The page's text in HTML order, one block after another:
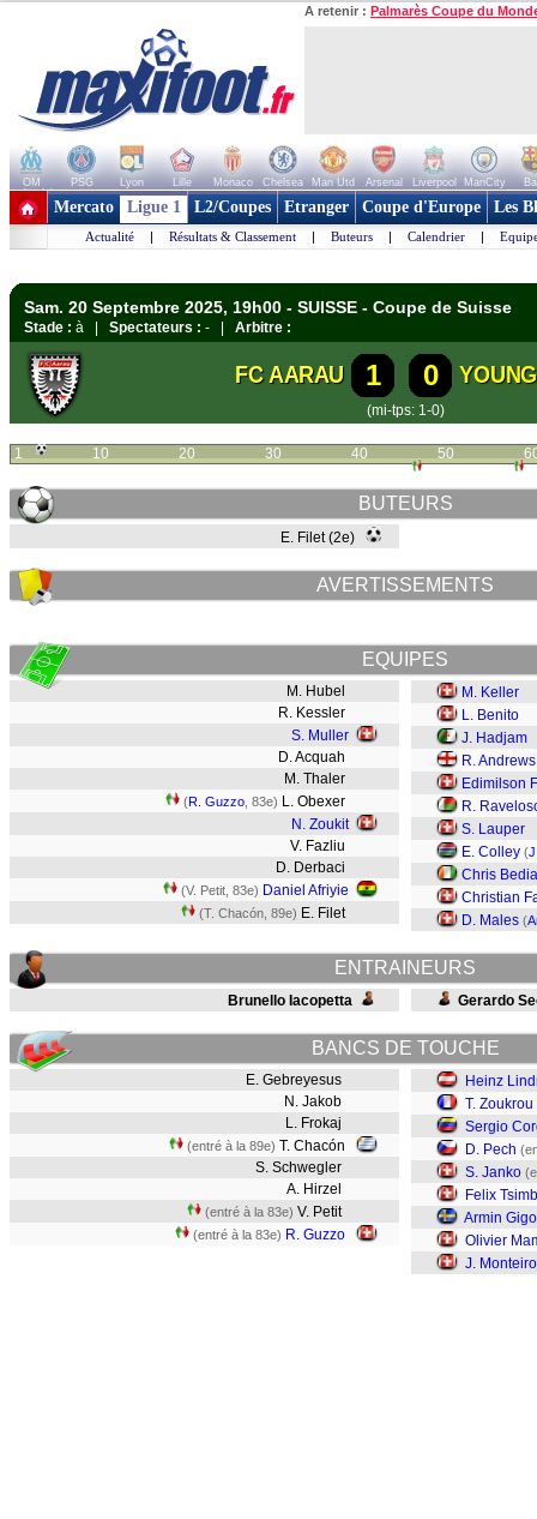
A retenir : Palmarès Coupe du
OM PSG Lyon Lille Monaco Chelsea Man Utd Arsenal Liverpool ManCity
+ de clubs
Mercato Ligue 1 L2/Coupes Etranger Coupe d'Europe Les
Actualité | Résultats & Classement | Buteurs | Calendrier |
Sam. 20 Septembre 2025, 19h00 - SUISSE - Coupe de Suisse
Stade : à | Spectateurs : - | Arbitre :
FC AARAU 1 0
(mi-tps: 1-0)
1 10 20 30 40 50
BUTEURS
E. Filet (2e)
AVERTISSEMENTS
EQUIPES
M. Hubel
R. Kessler
S. Muller
D. Acquah
M. Thaler
(R. Guzzo , 83e) L. Obexer
N. Zoukit
V. Fazliu
D. Derbaci
(V. Petit, 83e) Daniel Afriyie
(T. Chacón, 89e) E. Filet
M. Keller
L. Benito
J. Hadjam
R. Andrews
Edimilson
R.
S. Lauper
E. Colley (
Chris Bedia
Christian
D. Males (
ENTRAINEURS
Brunello Iacopetta Gerardo
BANCS DE TOUCHE
E. Gebreyesus
N. Jakob
L. Frokaj
(entré à la 89e) T. Chacón
S. Schwegler
A. Hirzel
(entré à la 83e) V. Petit
(entré à la 83e) R. Guzzo
Heinz
T. Zoukrou
Sergio
D. Pech
S. Janko
Felix
Armin
Olivier
J. Monteiro